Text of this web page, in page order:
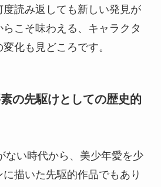
読み返しても新しい発見が
こそ味わえる、キャラクタ
化も見どころです。
の先駆けとしての歴史的
ない時代から、美少年愛を少
描いた先駆的作品でもあり